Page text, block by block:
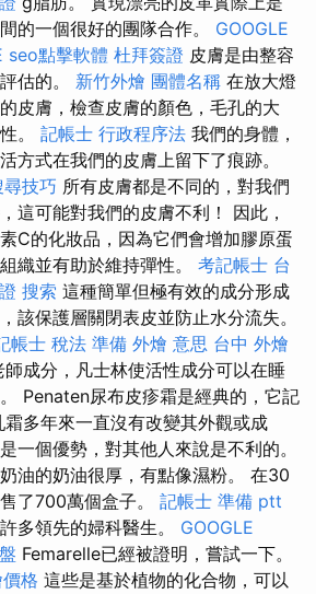
的一個很好的團隊合作。 GOOGLE
seo點擊軟體 杜拜簽證 皮膚是由整容
估的。 新竹外燴 團體名稱 在放大燈
皮膚，檢查皮膚的顏色，毛孔的大
。 記帳士 行政程序法 我們的身體，
方式在我們的皮膚上留下了痕跡。
技巧 所有皮膚都是不同的，對我們
這可能對我們的皮膚不利！ 因此，
C的化妝品，因為它們會增加膠原蛋
織並有助於維持彈性。 考記帳士 台
搜索 這種簡單但極有效的成分形成
該保護層關閉表皮並防止水分流失。
帳士 稅法 準備 外燴 意思 台中 外燴
成分，凡士林使活性成分可以在睡
Penaten尿布皮疹霜是經典的，它記
多年來一直沒有改變其外觀或成
一個優勢，對其他人來說是不利的。
油的奶油很厚，有點像濕粉。 在30
了700萬個盒子。 記帳士 準備 ptt
多領先的婦科醫生。 GOOGLE
Femarelle已經被證明，嘗試一下。
格 這些是基於植物的化合物，可以